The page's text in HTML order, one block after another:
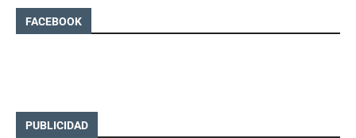
FACEBOOK
PUBLICIDAD